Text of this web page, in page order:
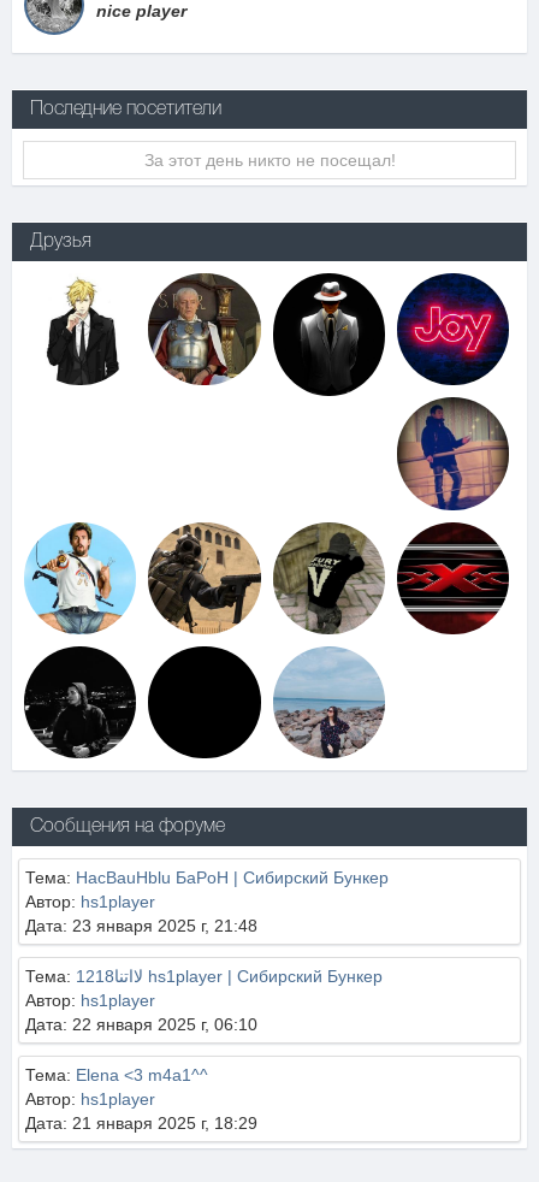
nice player
Последние посетители
За этот день никто не посещал!
Друзья
Сообщения на форуме
Тема: HacBauHblu БаPoH | Сибирский Бункер
Автор: hs1player
Дата: 23 января 2025 г, 21:48
Тема:
1218لااتنا hs1player | Сибирский Бункер
Автор: hs1player
Дата: 22 января 2025 г, 06:10
Тема: Elena <3 m4a1^^
Автор: hs1player
Дата: 21 января 2025 г, 18:29